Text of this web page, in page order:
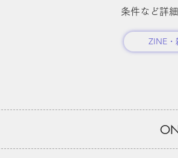
条件など詳
ZINE